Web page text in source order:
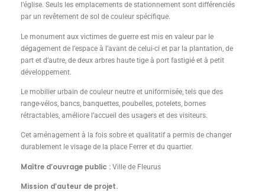
l’église. Seuls les emplacements de stationnement sont différenciés
par un revêtement de sol de couleur spécifique.
Le monument aux victimes de guerre est mis en valeur par le
dégagement de l’espace à l’avant de celui-ci et par la plantation, de
part et d’autre, de deux arbres haute tige à port fastigié et à petit
développement.
Le mobilier urbain de couleur neutre et uniformisée, tels que des
range-vélos, bancs, banquettes, poubelles, potelets, bornes
rétractables, améliore l’accueil des usagers et des visiteurs.
Cet aménagement à la fois sobre et qualitatif a permis de changer
durablement le visage de la place Ferrer et du quartier.
Maître d’ouvrage public : Ville de Fleurus
Mission d’auteur de projet.